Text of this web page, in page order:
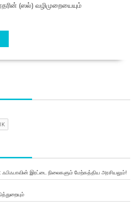
(ஸல்) வழிமுறையையும்
ஃபிஃபாவின் இரட்டை நிலைகளும் மேற்கத்திய அரசியலும்!